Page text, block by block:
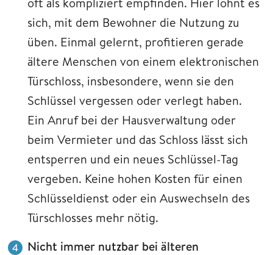
sich, mit dem Bewohner die Nutzung zu
üben. Einmal gelernt, profitieren gerade
ältere Menschen von einem elektronischen
Türschloss, insbesondere, wenn sie den
Schlüssel vergessen oder verlegt haben.
Ein Anruf bei der Hausverwaltung oder
beim Vermieter und das Schloss lässt sich
entsperren und ein neues Schlüssel-Tag
vergeben. Keine hohen Kosten für einen
Schlüsseldienst oder ein Auswechseln des
Türschlosses mehr nötig.
Nicht immer nutzbar bei älteren